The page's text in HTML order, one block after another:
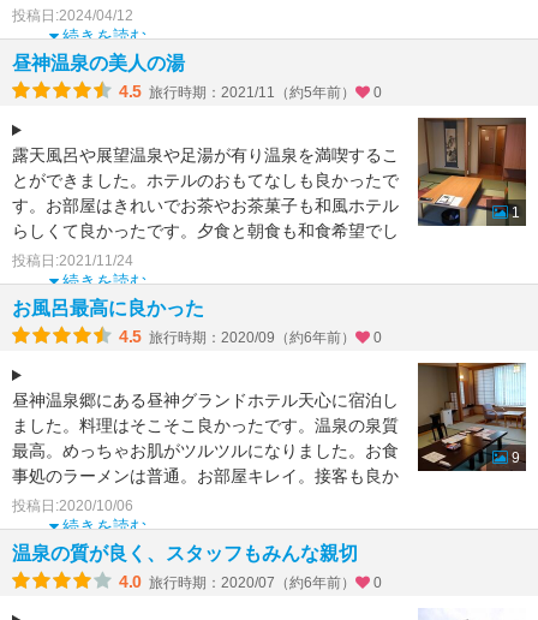
ました。
露天風呂がよかっ
続きを読む
投稿日:2024/04/12
昼神温泉の美人の湯
4.5 旅行時期：2021/11（約5年前） 0
露天風呂や展望温泉や足湯が有り温泉を満喫するこ
とができました。ホテルのおもてなしも良かったで
す。お部屋はきれいでお茶やお茶菓子も和風ホテル
らしくて良かったです。夕食と朝食も和食希望でし
たので美味しくい
続きを読む
投稿日:2021/11/24
1
お風呂最高に良かった
4.5 旅行時期：2020/09（約6年前） 0
昼神温泉郷にある昼神グランドホテル天心に宿泊し
ました。料理はそこそこ良かったです。温泉の泉質
最高。めっちゃお肌がツルツルになりました。お食
事処のラーメンは普通。お部屋キレイ。接客も良か
ったです。値段が
続きを読む
投稿日:2020/10/06
9
温泉の質が良く、スタッフもみんな親切
4.0 旅行時期：2020/07（約6年前） 0